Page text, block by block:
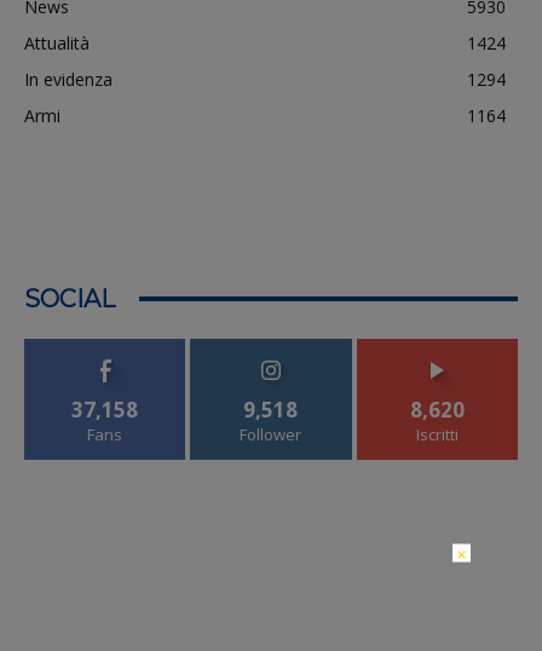
News
5930
Attualità
1424
In evidenza
1294
Armi
1164
SOCIAL
37,158
Fans
9,518
Follower
8,620
Iscritti
×